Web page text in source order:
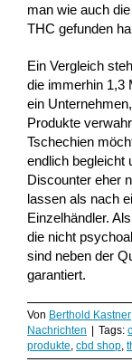
man wie auch
THC gefunden
Ein Vergleich
die immerhin 1,3
ein
Produkte
Tschechien
endlich begleicht
Discounter eher
lassen als nach
Einzelhändler.
die nicht
sind neben der
garantiert.
Von Berthold Kastner
Nachrichten | Tags:
produkte, cbd shop,